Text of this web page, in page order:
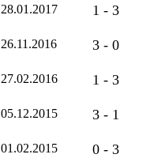
28.01.2017 1 - 3
26.11.2016 3 - 0
27.02.2016 1 - 3
05.12.2015 3 - 1
01.02.2015 0 - 3